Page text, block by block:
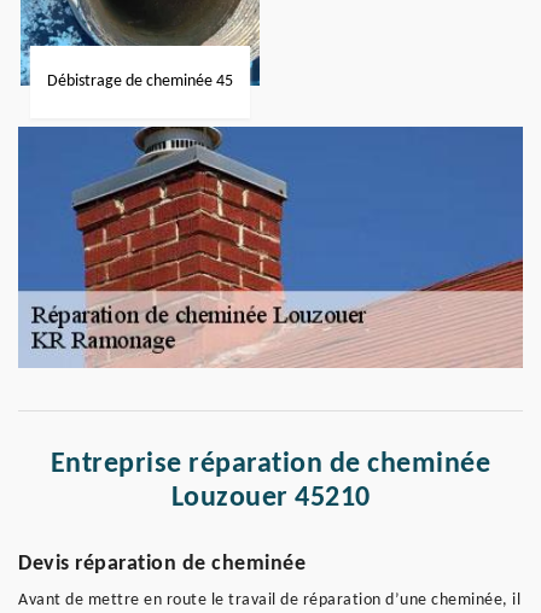
Débistrage de cheminée 45
Entreprise réparation de cheminée
Louzouer 45210
Devis réparation de cheminée
Avant de mettre en route le travail de réparation d’une cheminée, il